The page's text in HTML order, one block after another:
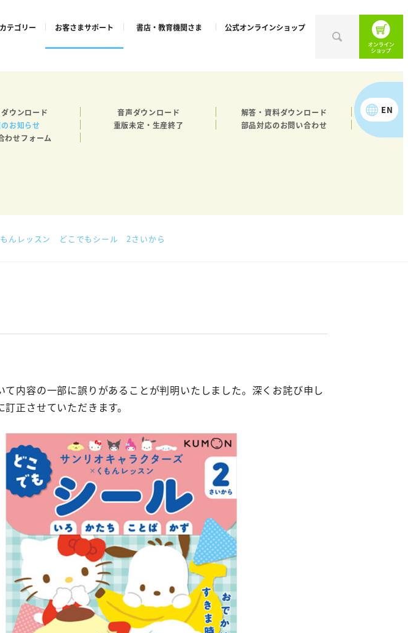
テゴリー お客さまサポート
ウンロード 音声ダウンロード
解答・資料ダウンロード
お知らせ 重版未定・生産終了
部品対応のお問い合わせ
わせフォーム
書店・教育機関さま 公式オンラインショップ
EN
んレッスン どこでもシール 2さいから
て内容の一部に誤りがあることが判明いたしました。深くお詫び申し
訂正させていただきます。